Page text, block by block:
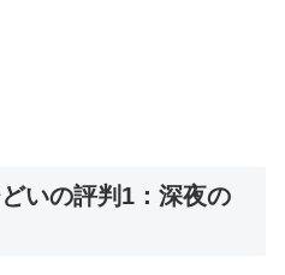
いの評判1：深夜の